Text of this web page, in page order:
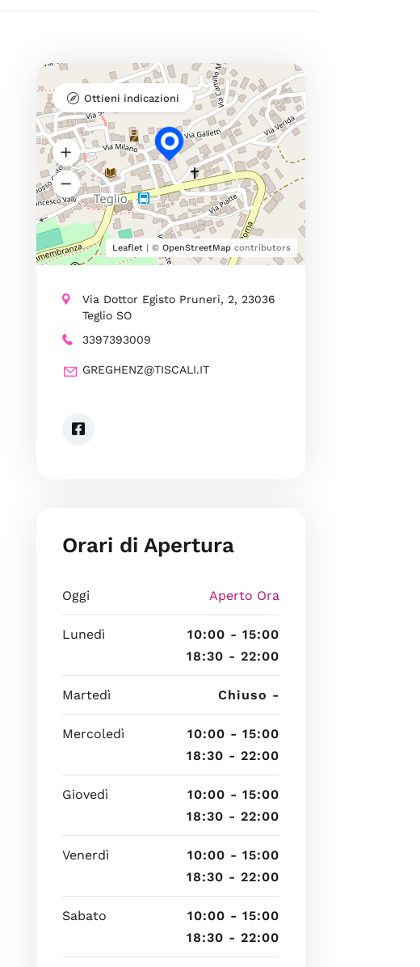
Leaflet| © OpenStreetMapcontributors
Ottieni indicazioni
Via Dottor Egisto Pruneri, 2, 23036
Teglio SO
3397393009
GREGHENZ@TISCALI.IT
Orari di Apertura
Oggi Aperto Ora
Lunedì
10:00 - 15:00
18:30 - 22:00
Martedì Chiuso -
Mercoledì
10:00 - 15:00
18:30 - 22:00
Giovedì
10:00 - 15:00
18:30 - 22:00
Venerdì
10:00 - 15:00
18:30 - 22:00
Sabato
10:00 - 15:00
18:30 - 22:00